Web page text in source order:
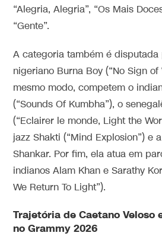
“Alegria, Alegria”, “Os Mais
“Gente”.
A categoria também é
nigeriano Burna Boy (“No Sign of
mesmo modo, competem o
(“Sounds Of Kumbha”), o
(“Eclairer le monde, Light the
jazz Shakti (“Mind Explosion”) e
Shankar. Por fim, ela atua em
indianos Alam Khan e Sarathy
We Return To Light”).
Trajetória de Caetano Veloso
no Grammy 2026